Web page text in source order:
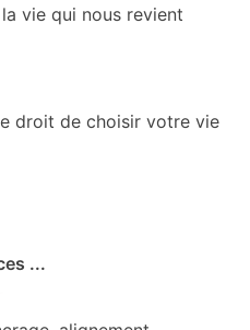
vie qui nous revient
droit de choisir votre vie
...